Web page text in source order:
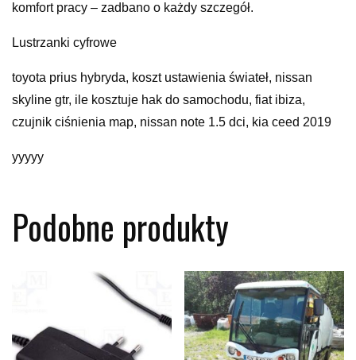
komfort pracy – zadbano o każdy szczegół.
Lustrzanki cyfrowe
toyota prius hybryda, koszt ustawienia świateł, nissan
skyline gtr, ile kosztuje hak do samochodu, fiat ibiza,
czujnik ciśnienia map, nissan note 1.5 dci, kia ceed 2019
yyyyy
Podobne produkty